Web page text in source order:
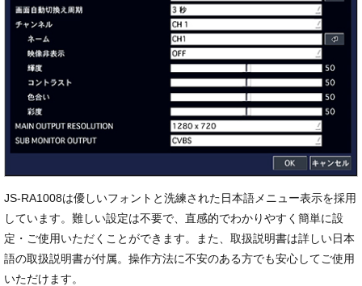
JS-RA1008は優しいフォントと洗練された日本語メニュー表示を採用
しています。難しい設定は不要で、直感的でわかりやすく簡単に設
定・ご使用いただくことができます。また、取扱説明書は詳しい日本
語の取扱説明書が付属。操作方法に不安のある方でも安心してご使用
いただけます。